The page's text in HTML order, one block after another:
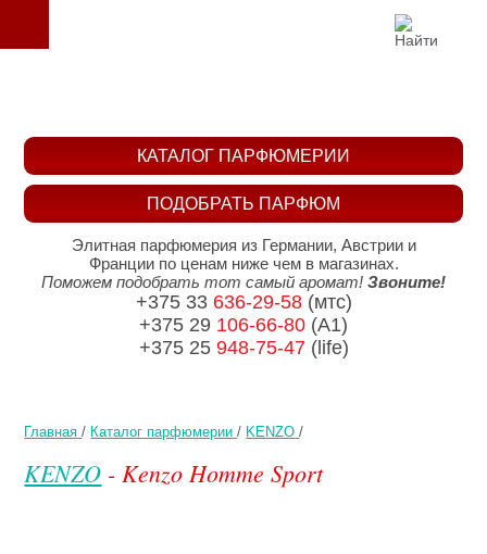
Главная / Каталог парфюмерии / KENZO /
KENZO - Kenzo Homme Sport
ПОДОБРАТЬ ПАРФЮМ
КАТАЛОГ ПАРФЮМЕРИИ
Элитная парфюмерия из Германии, Австрии и
Франции по ценам ниже чем в магазинах.
Поможем подобрать тот самый аромат! Звоните!
+375 33 636-29-58(мтс)
+375 29 106-66-80 (A1)
+375 25 948-75-47(life)